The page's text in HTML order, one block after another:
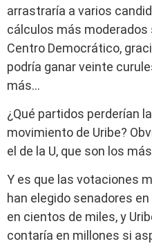
arrastraría a varios
cálculos más moderados
Centro Democrático,
podría ganar veinte
más…
¿Qué partidos perderían
movimiento de Uribe?
el de la U, que son los
Y es que las votaciones
han elegido senadores
en cientos de miles, y
contaría en millones si